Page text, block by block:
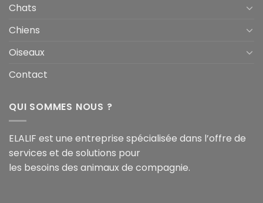
Chats
Chiens
Oiseaux
Contact
QUI SOMMES NOUS ?
ELALIF est une entreprise spécialisée dans l’offre de
services et de solutions pour
les besoins des animaux de compagnie.